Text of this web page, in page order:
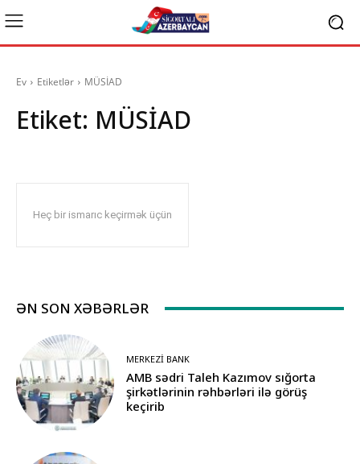
Ev Etiketlər MÜSİAD
Etiket: MÜSİAD
Heç bir ismarıc keçirmək üçün
ƏN SON XƏBƏRLƏR
MERKEZI BANK
AMB sədri Taleh Kazımov sığorta
şirkətlərinin rəhbərləri ilə görüş
keçirib